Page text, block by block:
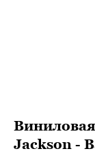
Jackson -